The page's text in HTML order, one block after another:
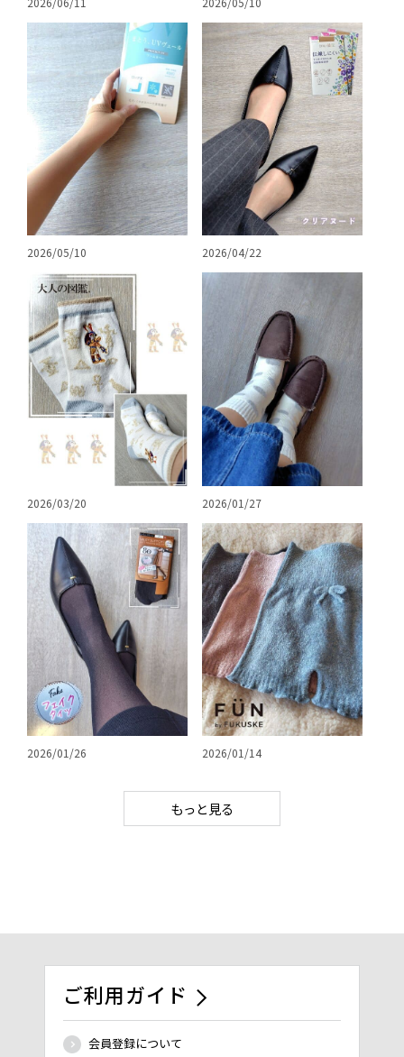
2026/05/10 2026/04/22
2026/03/20 2026/01/27
2026/01/26 2026/01/14
もっと見る
ご利用ガイド
会員登録について